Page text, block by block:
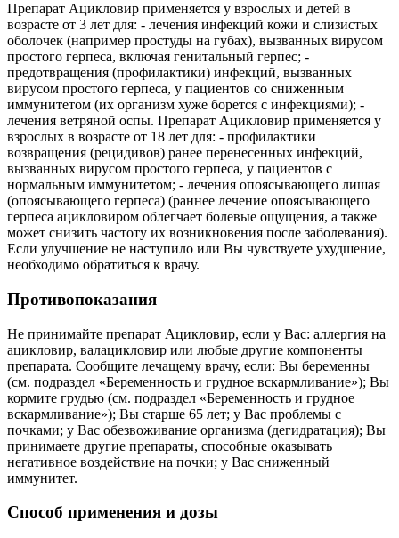
Препарат Ацикловир применяется у взрослых и детей в
возрасте от 3 лет для: - лечения инфекций кожи и слизистых
оболочек (например простуды на губах), вызванных вирусом
простого герпеса, включая генитальный герпес; -
предотвращения (профилактики) инфекций, вызванных
вирусом простого герпеса, у пациентов со сниженным
иммунитетом (их организм хуже борется с инфекциями); -
лечения ветряной оспы. Препарат Ацикловир применяется у
взрослых в возрасте от 18 лет для: - профилактики
возвращения (рецидивов) ранее перенесенных инфекций,
вызванных вирусом простого герпеса, у пациентов с
нормальным иммунитетом; - лечения опоясывающего лишая
(опоясывающего герпеса) (раннее лечение опоясывающего
герпеса ацикловиром облегчает болевые ощущения, а также
может снизить частоту их возникновения после заболевания).
Если улучшение не наступило или Вы чувствуете ухудшение,
необходимо обратиться к врачу.
Противопоказания
Не принимайте препарат Ацикловир, если у Вас: аллергия на
ацикловир, валацикловир или любые другие компоненты
препарата. Сообщите лечащему врачу, если: Вы беременны
(см. подраздел «Беременность и грудное вскармливание»); Вы
кормите грудью (см. подраздел «Беременность и грудное
вскармливание»); Вы старше 65 лет; у Вас проблемы с
почками; у Вас обезвоживание организма (дегидратация); Вы
принимаете другие препараты, способные оказывать
негативное воздействие на почки; у Вас сниженный
иммунитет.
Способ применения и дозы